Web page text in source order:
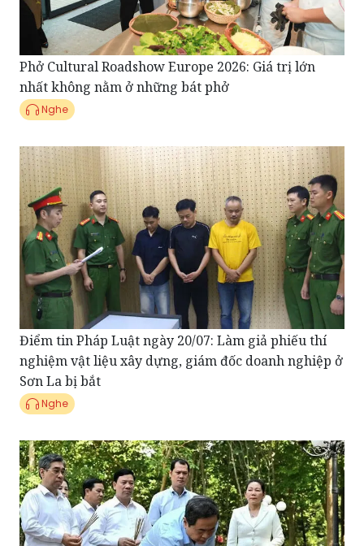
Phở Cultural Roadshow Europe 2026: Giá trị lớn
nhất không nằm ở những bát phở
Nghe
Điểm tin Pháp Luật ngày 20/07: Làm giả phiếu thí
nghiệm vật liệu xây dựng, giám đốc doanh nghiệp ở
Sơn La bị bắt
Nghe